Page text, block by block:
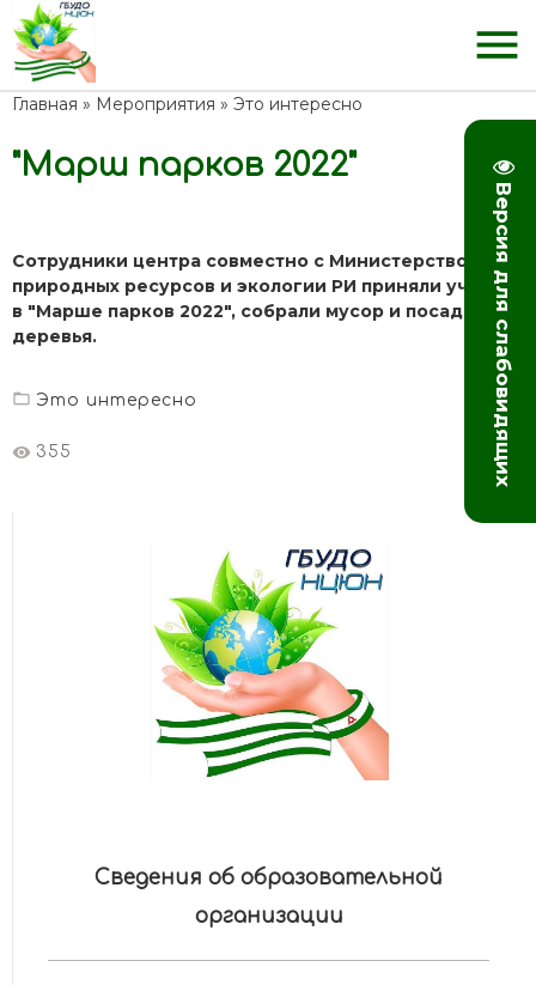
Версия для слабовидящих
menu
Главная » Мероприятия » Это интересно
"Марш парков 2022"
Сотрудники центра совместно с Министерством
природных ресурсов и экологии РИ приняли участие
в "Марше парков 2022", собрали мусор и посадили
деревья.
Это интересно
355
Сведения об образовательной
организации